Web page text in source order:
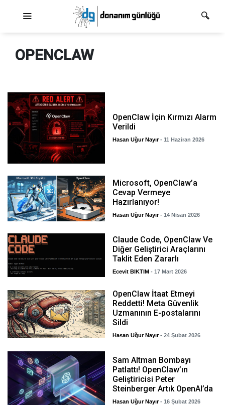
OPENCLAW
OpenClaw İçin Kırmızı Alarm
Verildi
Hasan Uğur Nayır - 11 Haziran 2026
Microsoft, OpenClaw’a
Cevap Vermeye
Hazırlanıyor!
Hasan Uğur Nayır - 14 Nisan 2026
Claude Code, OpenClaw Ve
Diğer Geliştirici Araçlarını
Taklit Eden Zararlı
Ecevit BIKTIM - 17 Mart 2026
OpenClaw İtaat Etmeyi
Reddetti! Meta Güvenlik
Uzmanının E-postalarını
Sildi
Hasan Uğur Nayır - 24 Şubat 2026
Sam Altman Bombayı
Patlattı! OpenClaw’ın
Geliştiricisi Peter
Steinberger Artık OpenAI’da
Hasan Uğur Nayır - 16 Şubat 2026